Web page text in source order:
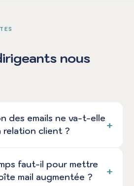
nous
des emails ne va-t-elle
relation client ?
faut-il pour mettre
mail augmentée ?